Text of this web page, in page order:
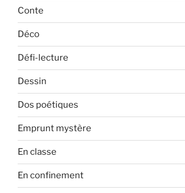
Conte
Déco
Défi-lecture
Dessin
Dos poétiques
Emprunt mystère
En classe
En confinement